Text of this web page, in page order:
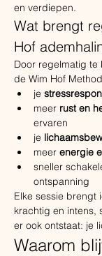
en verdiepen.
Wat brengt
Hof
Door regelmatig te
de Wim Hof
je
meer rust en
ervaren
je
meer energie
sneller
ontspanning
Elke sessie brengt
krachtig en intens,
er ook ontstaat: je
Waarom